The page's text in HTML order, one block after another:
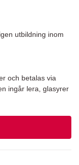
utbildning inom
och betalas via
ingår lera, glasyrer